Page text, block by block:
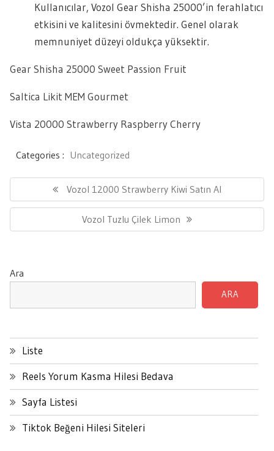
Kullanıcılar, Vozol Gear Shisha 25000’in ferahlatıcı
etkisini ve kalitesini övmektedir. Genel olarak
memnuniyet düzeyi oldukça yüksektir.
Gear Shisha 25000 Sweet Passion Fruit
Saltica Likit MEM Gourmet
Vista 20000 Strawberry Raspberry Cherry
Categories : Uncategorized
gezinmesi
Previous
Post:
Vozol 12000 Strawberry Kiwi Satın Al
Next
Post:
Vozol Tuzlu Çilek Limon
Ara
ARA
Liste
Reels Yorum Kasma Hilesi Bedava
Sayfa Listesi
Tiktok Beğeni Hilesi Siteleri